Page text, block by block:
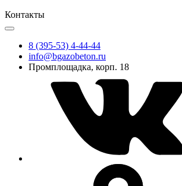
Контакты
8 (395-53) 4-44-44
info@bgazobeton.ru
Промплощадка, корп. 18